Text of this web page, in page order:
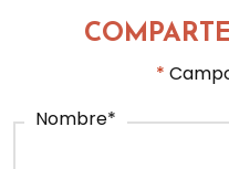
*
Nombre*